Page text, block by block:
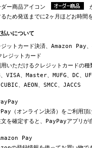
ダー商品アイコン
ため発送までに2ヶ月ほどお時間
いについて
ジットカード決済、Amazon Pay、
ジットカード
用いただけるクレジットカードの種
VISA、Master、MUFG、DC、
、AEON、SMCC、JACCS
（オンライン決済）をご利用頂
文を確定すると、PayPayアプリが
Pay